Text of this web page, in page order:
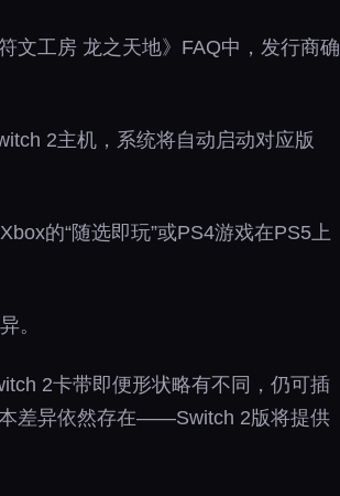
文工房 龙之天地》FAQ中，发行商确
2主机，系统将自动启动对应版
的“随选即玩”或PS4游戏在PS5上
。
2卡带即便形状略有不同，仍可插
本差异依然存在——Switch 2版将提供